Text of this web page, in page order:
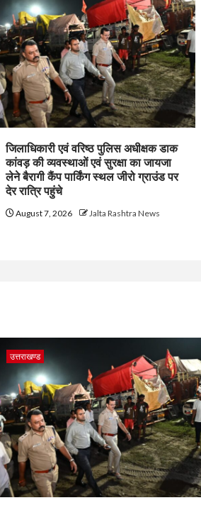
जिलाधिकारी एवं वरिष्ठ पुलिस अधीक्षक डाक
कांवड़ की व्यवस्थाओं एवं सुरक्षा का जायजा
लेने बैरागी कैंप पार्किंग स्थल जीरो ग्राउंड पर
देर रात्रि पहुंचे
August 7, 2026 Jalta Rashtra News
उत्तराखण्ड